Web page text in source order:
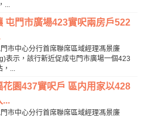
...
屯門市廣場423實呎兩房戶522
市中心分行首席聯席區域經理馮景廉
表示，該行新近促成屯門市廣場一個423
，...
花園437實呎戶 區内用家以428
...
市中心分行首席聯席區域經理馮景廉